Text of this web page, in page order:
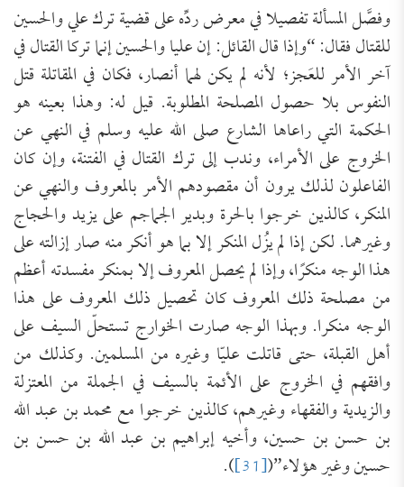
وفصَّل المسألة تفصيلا في معرض ردِّه على قضية ترك علي والحسين
للقتال فقال: “وإذا قال القائل: إن عليا والحسين إنما تركا القتال في
آخر الأمر للعَجز؛ لأنه لم يكن لهما أنصار، فكان في المقاتلة قتل
النفوس بلا حصول المصلحة المطلوبة. قيل له: وهذا بعينه هو
الحكمة التي راعاها الشارع صلى الله عليه وسلم في النهي عن
الخروج على الأمراء، وندب إلى ترك القتال في الفتنة، وإن كان
الفاعلون لذلك يرون أن مقصودهم الأمر بالمعروف والنهي عن
المنكر، كالذين خرجوا بالحرة وبدير الجماجم على يزيد والحجاج
وغيرهما. لكن إذا لم يزُل المنكر إلا بما هو أنكر منه صار إزالته على
هذا الوجه منكرًا، وإذا لم يحصل المعروف إلا بمنكر مفسدته أعظم
من مصلحة ذلك المعروف كان تحصيل ذلك المعروف على هذا
الوجه منكرا. وبهذا الوجه صارت الخوارج تستحلّ السيف على
أهل القبلة، حتى قاتلت عليّا وغيره من المسلمين. وكذلك من
وافقهم في الخروج على الأئمة بالسيف في الجملة من المعتزلة
والزيدية والفقهاء وغيرهم، كالذين خرجوا مع محمد بن عبد الله
بن حسن بن حسين، وأخيه إبراهيم بن عبد الله بن حسن بن
حسين وغير هؤلاء”([31]
).